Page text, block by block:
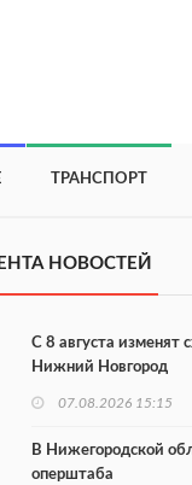
ТРАНСПОРТ
НОВОСТЕЙ
С 8 августа изменят
Нижний Новгород
07.08.2026 15:15
В Нижегородской
оперштаба